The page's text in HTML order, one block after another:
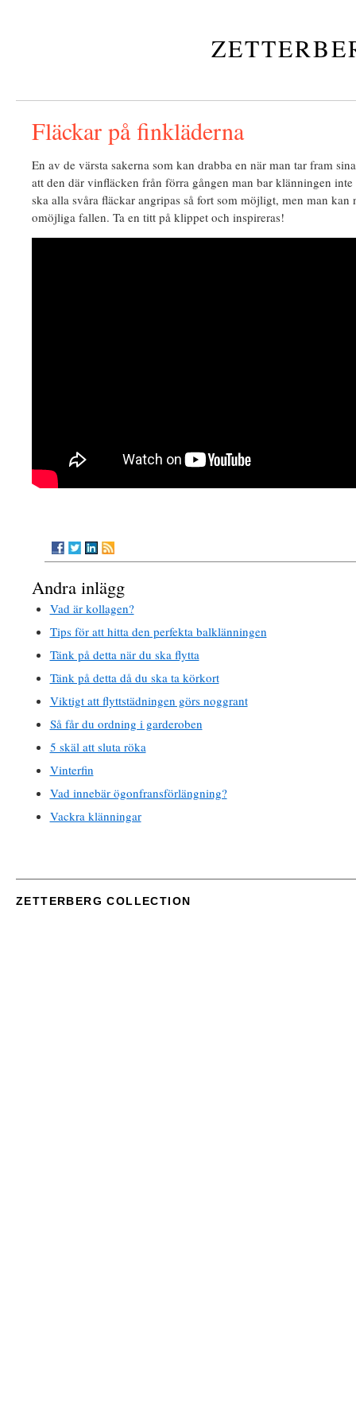
Fläckar på finkläderna
En av de värsta sakerna som kan drabba en när man tar fram
att den där vinfläcken från förra gången man bar klänningen
ska alla svåra fläckar angripas så fort som möjligt, men man kan
omöjliga fallen. Ta en titt på klippet och inspireras!
Andra inlägg
Vad är kollagen?
Tips för att hitta den perfekta balklänningen
Tänk på detta när du ska flytta
Tänk på detta då du ska ta körkort
Viktigt att flyttstädningen görs noggrant
Så får du ordning i garderoben
5 skäl att sluta röka
Vinterfin
Vad innebär ögonfransförlängning?
Vackra klänningar
ZETTERBERG COLLECTION